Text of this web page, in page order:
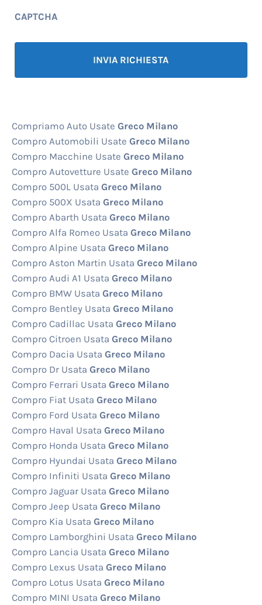
CAPTCHA
Compriamo Auto Usate Greco Milano
Compro Automobili Usate Greco Milano
Compro Macchine Usate Greco Milano
Compro Autovetture Usate Greco Milano
Compro 500L Usata Greco Milano
Compro 500X Usata Greco Milano
Compro Abarth Usata Greco Milano
Compro Alfa Romeo Usata Greco Milano
Compro Alpine Usata Greco Milano
Compro Aston Martin Usata Greco Milano
Compro Audi A1 Usata Greco Milano
Compro BMW Usata Greco Milano
Compro Bentley Usata Greco Milano
Compro Cadillac Usata Greco Milano
Compro Citroen Usata Greco Milano
Compro Dacia Usata Greco Milano
Compro Dr Usata Greco Milano
Compro Ferrari Usata Greco Milano
Compro Fiat Usata Greco Milano
Compro Ford Usata Greco Milano
Compro Haval Usata Greco Milano
Compro Honda Usata Greco Milano
Compro Hyundai Usata Greco Milano
Compro Infiniti Usata Greco Milano
Compro Jaguar Usata Greco Milano
Compro Jeep Usata Greco Milano
Compro Kia Usata Greco Milano
Compro Lamborghini Usata Greco Milano
Compro Lancia Usata Greco Milano
Compro Lexus Usata Greco Milano
Compro Lotus Usata Greco Milano
Compro MINI Usata Greco Milano